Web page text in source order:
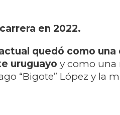
en 2022.
quedó como
uruguayo y como una
“Bigote” López y la